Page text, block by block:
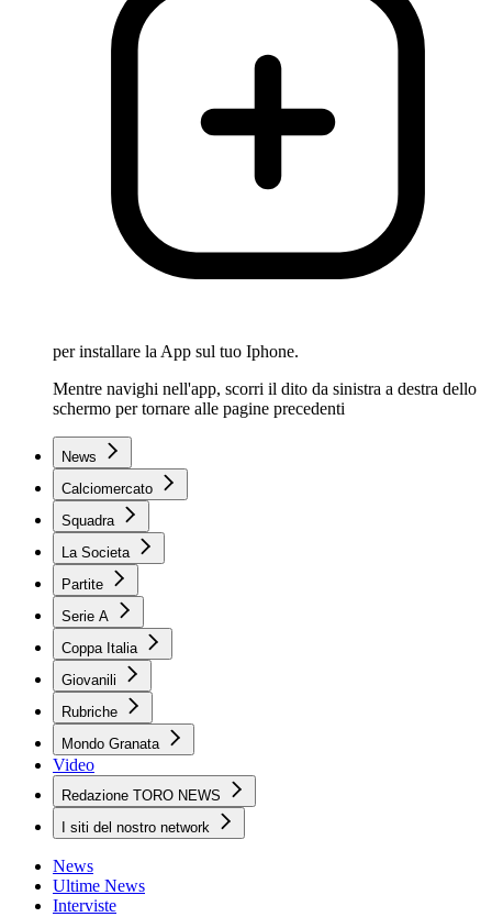
per installare la App sul tuo Iphone.
Mentre navighi nell'app, scorri il dito da sinistra a destra dello
schermo per tornare alle pagine precedenti
News
Calciomercato
Squadra
La Societa
Partite
Serie A
Coppa Italia
Giovanili
Rubriche
Mondo Granata
Video
Redazione TORO NEWS
I siti del nostro network
News
Ultime News
Interviste